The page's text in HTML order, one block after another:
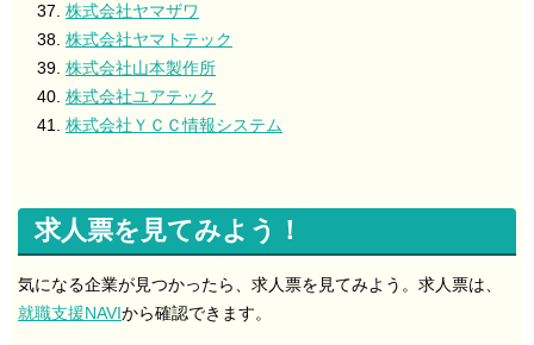
株式会社ヤマザワ
株式会社ヤマトテック
株式会社山本製作所
株式会社ユアテック
株式会社ＹＣＣ情報システム
求人票を見てみよう！
気になる企業が見つかったら、求人票を見てみよう。求人票は、
就職支援NAVIから確認できます。